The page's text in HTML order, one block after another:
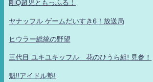
剛Q超児ともっふる！
ヤナッフル ゲームだいすき6！放送局
ヒウラー総統の野望
三代目 ユキユキッフル 花のひうら組! 見参！
魁!!アイドル塾!